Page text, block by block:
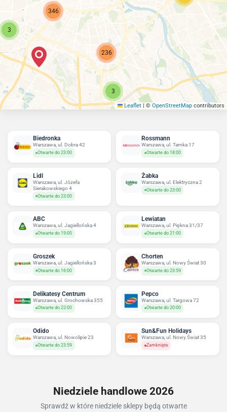
236
346
3
3
Leaflet | © OpenStreetMap contributors
Biedronka
Warszawa, ul. Dobra 42
Otwarte do 23:00
Rossmann
Warszawa, ul. Tamka 17
Otwarte do 18:00
Lidl
Warszawa, ul. Józefa
Sierakowskiego 4
Otwarte do 23:00
Żabka
Warszawa, ul. Elektryczna 2
Otwarte do 23:00
ABC
Warszawa, ul. Jagiellońska 4
Otwarte do 19:00
Lewiatan
Warszawa, ul. Piękna 31/37
Otwarte do 21:00
Groszek
Warszawa, ul. Jagiellońska 3
Otwarte do 16:00
Chorten
Warszawa, ul. Nowy Świat 30
Otwarte do 23:59
Delikatesy Centrum
Warszawa, ul. Grochowska 355
Otwarte do 22:00
Pepco
Warszawa, ul. Targowa 72
Otwarte do 20:00
Odido
Warszawa, ul. Nowolipie 23
Otwarte do 23:59
Sun&Fun Holidays
Warszawa, ul. Nowy Świat 35
Zamknięte
Niedziele handlowe 2026
Sprawdź w które niedziele sklepy będą otwarte